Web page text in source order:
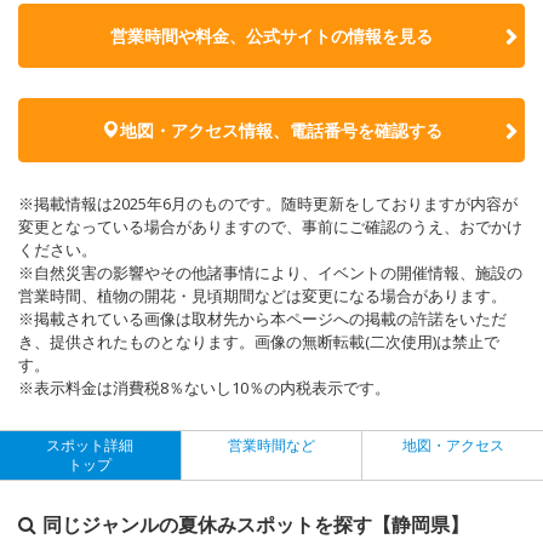
営業時間や料金、公式サイトの情報を見る
地図・アクセス情報、電話番号を確認する
※掲載情報は2025年6月のものです。随時更新をしておりますが内容が
変更となっている場合がありますので、事前にご確認のうえ、おでかけ
ください。
※自然災害の影響やその他諸事情により、イベントの開催情報、施設の
営業時間、植物の開花・見頃期間などは変更になる場合があります。
※掲載されている画像は取材先から本ページへの掲載の許諾をいただ
き、提供されたものとなります。画像の無断転載(二次使用)は禁止で
す。
※表示料金は消費税8％ないし10％の内税表示です。
スポット詳細
トップ
営業時間など 地図・アクセス
同じジャンルの夏休みスポットを探す【静岡県】